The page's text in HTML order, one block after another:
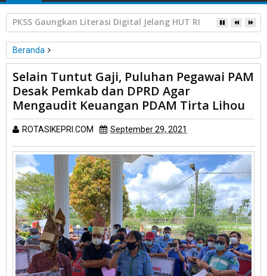
HPL Disorot, PT Sosor Tala Jaya Tolak Perluasan Kampung
Beranda
Peristiwa
Simalungun
Selain Tuntut Gaji, Puluhan Pegawai PAM Desak Pemkab dan
DPRD Agar Mengaudit Keuangan PDAM Tirta Lihou
Selain Tuntut Gaji, Puluhan Pegawai PAM
Desak Pemkab dan DPRD Agar
Mengaudit Keuangan PDAM Tirta Lihou
ROTASIKEPRI.COM September 29, 2021